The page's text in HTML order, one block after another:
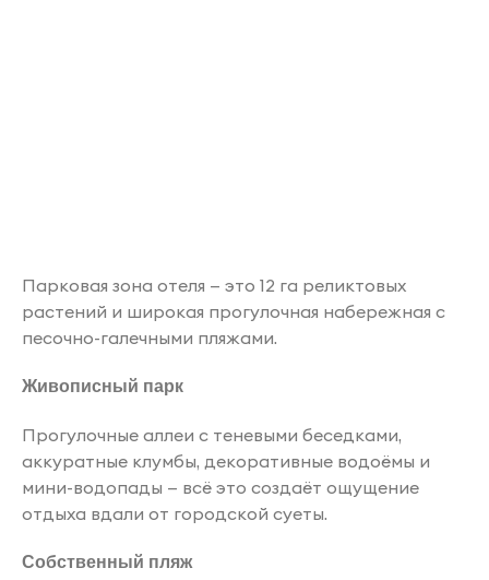
Парковая зона отеля — это 12 га реликтовых
растений и широкая прогулочная набережная с
песочно-галечными пляжами.
Живописный парк
Прогулочные аллеи с теневыми беседками,
аккуратные клумбы, декоративные водоёмы и
мини-водопады — всё это создаёт ощущение
отдыха вдали от городской суеты.
Собственный пляж